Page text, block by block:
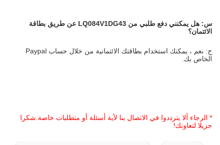
س:
هل يمكنني دفع طلبي من LQ084V1DG43 عن طريق بطاقة
الائتمان؟
ج: نعم ، يمكنك استخدام بطاقتك الائتمانية من خلال حساب Paypal
الخاص بك.
* الرجاء ألا يترددوا في الاتصال بنا لأية أسئلة أو متطلبات خاصة.شكرا
جزيلا لتعاونك!